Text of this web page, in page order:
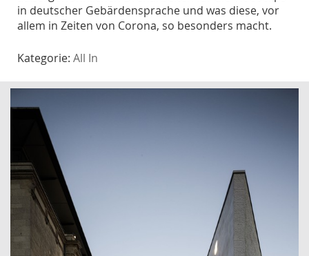
in deutscher Gebärdensprache und was diese, vor
allem in Zeiten von Corona, so besonders macht.
Kategorie: All In